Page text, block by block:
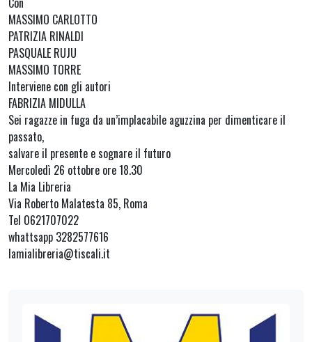
MASSIMO CARLOTTO
PATRIZIA RINALDI
PASQUALE RUJU
MASSIMO TORRE
Interviene con gli autori
FABRIZIA MIDULLA
Sei ragazze in fuga da un’implacabile aguzzina per dimenticare il
passato,
salvare il presente e sognare il futuro
Mercoledì 26 ottobre ore 18.30
La Mia Libreria
Via Roberto Malatesta 85, Roma
Tel 0621707022
whattsapp 3282577616
lamialibreria@tiscali.it